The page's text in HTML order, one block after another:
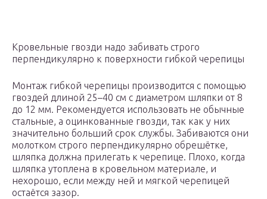
Кровельные гвозди надо забивать строго
перпендикулярно к поверхности гибкой черепицы
Монтаж гибкой черепицы производится с помощью
гвоздей длиной 25–40 см с диаметром шляпки от 8
до 12 мм. Рекомендуется использовать не обычные
стальные, а оцинкованные гвозди, так как у них
значительно больший срок службы. Забиваются они
молотком строго перпендикулярно обрешётке,
шляпка должна прилегать к черепице. Плохо, когда
шляпка утоплена в кровельном материале, и
нехорошо, если между ней и мягкой черепицей
остаётся зазор.